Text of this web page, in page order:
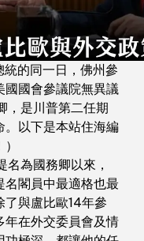
的同一日，佛州參
國會參議院無異議
，是川普第二任期
。以下是本站住海編
名為國務卿以來，
名閣員中最適格也最
與盧比歐14年參
年在外交委員會及情